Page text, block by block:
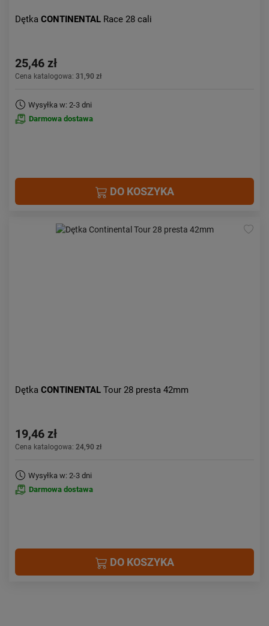
Dętka CONTINENTAL Race 28 cali
25,46 zł
Cena katalogowa: 31,90 zł
Wysyłka w: 2-3 dni
Darmowa dostawa
DO KOSZYKA
Dętka CONTINENTAL Tour 28 presta 42mm
19,46 zł
Cena katalogowa: 24,90 zł
Wysyłka w: 2-3 dni
Darmowa dostawa
DO KOSZYKA